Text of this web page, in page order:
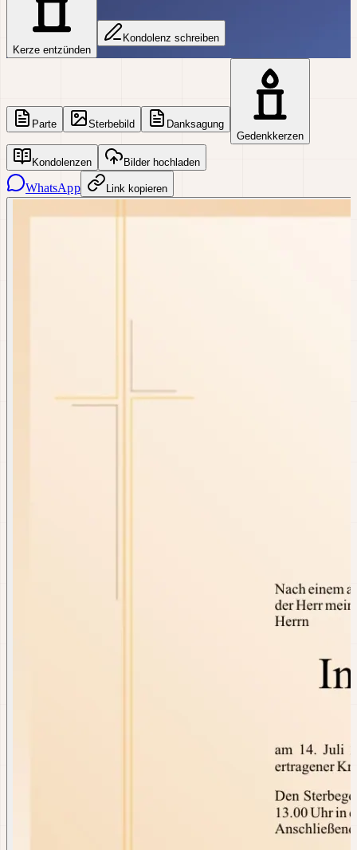
Kerze entzünden
Kondolenz schreiben
Parte Sterbebild
Danksagung
Gedenkkerzen
Kondolenzen Bilder hochladen
WhatsApp Link kopieren